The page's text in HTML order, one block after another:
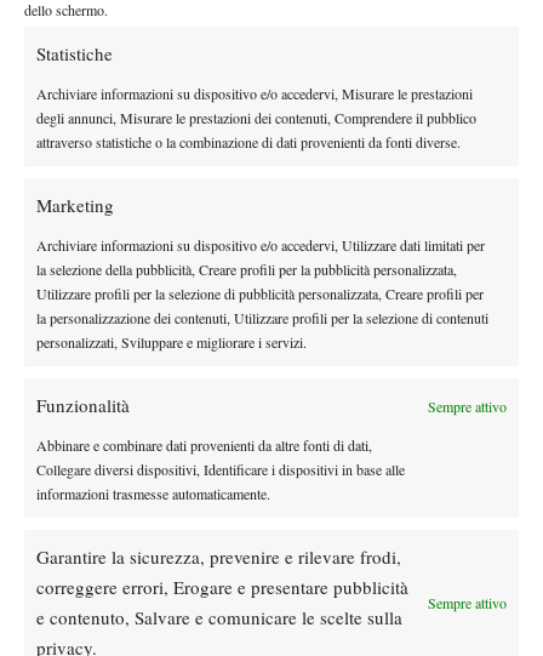
dello schermo.
Statistiche
Archiviare informazioni su dispositivo e/o accedervi, Misurare le prestazioni
degli annunci, Misurare le prestazioni dei contenuti, Comprendere il pubblico
attraverso statistiche o la combinazione di dati provenienti da fonti diverse.
Marketing
Archiviare informazioni su dispositivo e/o accedervi, Utilizzare dati limitati per
la selezione della pubblicità, Creare profili per la pubblicità personalizzata,
Utilizzare profili per la selezione di pubblicità personalizzata, Creare profili per
la personalizzazione dei contenuti, Utilizzare profili per la selezione di contenuti
personalizzati, Sviluppare e migliorare i servizi.
Funzionalità Sempre attivo
Abbinare e combinare dati provenienti da altre fonti di dati,
Collegare diversi dispositivi, Identificare i dispositivi in base alle
informazioni trasmesse automaticamente.
Garantire la sicurezza, prevenire e rilevare frodi,
correggere errori, Erogare e presentare pubblicità
e contenuto, Salvare e comunicare le scelte sulla
privacy.
Sempre attivo
punteggio di 6-2 2-6 10-8 contro il duo ucraino
Kichenok/Savchuk.
Daria Kasatkina (220 pt.).Settimana di pausa per Daria che
ha deciso di saltare il weekend di Fed Cup per prepararsi al
meglio al torneo di Doha.
Dalma Galfi (216 pt.).
decisivi nel girone B contro la Croazia (solo due giochi vinti con
Donna Vekic e doppio perso in coppia con Timea Babos) e
conquista, con tantissima fatica, la prima vittoria in nazionale in
singolo, battendo per 7-5 al terzo set la bosniaca Simic.
qualificazioni degli Australian Open, la trasferta australiana non
si è fermata per la slovena. Raggiunti i quarti di finale nel 60 mila
dollari di Burnie (sconfitta dalla vincitrice Muhammad), si è
arrendendosi soltanto a un’altra americana da tener d’occhio,
Jamie Loeb.